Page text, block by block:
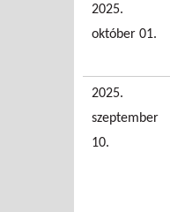
2025.
október 01.
2025.
szeptember
10.